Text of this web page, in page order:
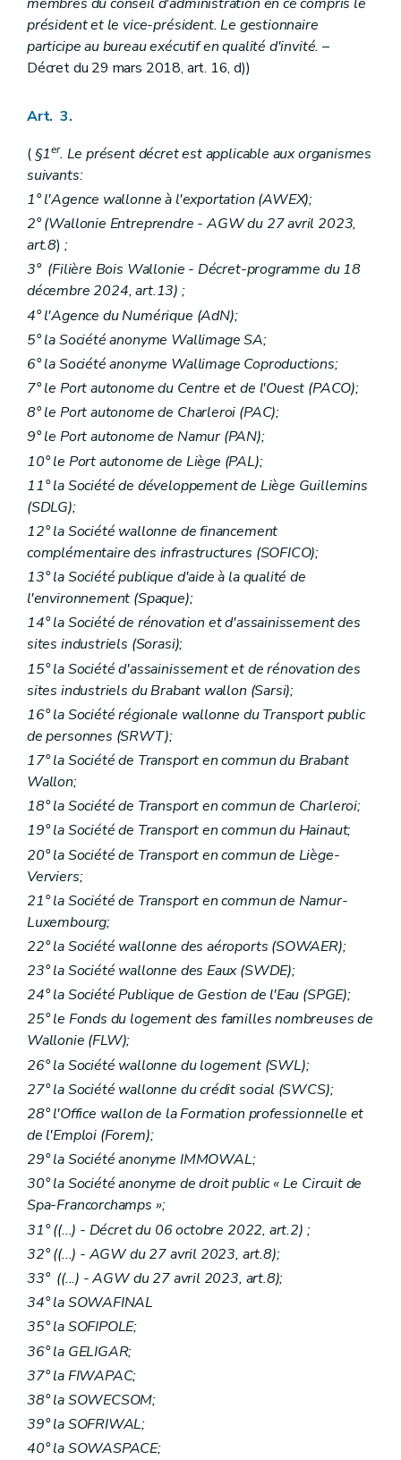
président et le vice-président. Le gestionnaire
participe au bureau exécutif en qualité d'invité. –
Décret du 29 mars 2018, art. 16, d))
Art. 3.
( §1er. Le présent décret est applicable aux organismes
suivants:
1° l'Agence wallonne à l'exportation (AWEX);
2° (Wallonie Entreprendre - AGW du 27 avril 2023,
art.8) ;
3° (Filière Bois Wallonie - Décret-programme du 18
décembre 2024, art.13) ;
4° l'Agence du Numérique (AdN);
5° la Société anonyme Wallimage SA;
6° la Société anonyme Wallimage Coproductions;
7° le Port autonome du Centre et de l'Ouest (PACO);
8° le Port autonome de Charleroi (PAC);
9° le Port autonome de Namur (PAN);
10° le Port autonome de Liège (PAL);
11° la Société de développement de Liège Guillemins
(SDLG);
12° la Société wallonne de financement
complémentaire des infrastructures (SOFICO);
13° la Société publique d'aide à la qualité de
l'environnement (Spaque);
14° la Société de rénovation et d'assainissement des
sites industriels (Sorasi);
15° la Société d'assainissement et de rénovation des
sites industriels du Brabant wallon (Sarsi);
16° la Société régionale wallonne du Transport public
de personnes (SRWT);
17° la Société de Transport en commun du Brabant
Wallon;
18° la Société de Transport en commun de Charleroi;
19° la Société de Transport en commun du Hainaut;
20° la Société de Transport en commun de Liège-
Verviers;
21° la Société de Transport en commun de Namur-
Luxembourg;
22° la Société wallonne des aéroports (SOWAER);
23° la Société wallonne des Eaux (SWDE);
24° la Société Publique de Gestion de l'Eau (SPGE);
25° le Fonds du logement des familles nombreuses de
Wallonie (FLW);
26° la Société wallonne du logement (SWL);
27° la Société wallonne du crédit social (SWCS);
28° l'Office wallon de la Formation professionnelle et
de l'Emploi (Forem);
29° la Société anonyme IMMOWAL;
30° la Société anonyme de droit public « Le Circuit de
Spa-Francorchamps »;
31° ((...) - Décret du 06 octobre 2022, art.2) ;
32° ((...) - AGW du 27 avril 2023, art.8);
33° ((...) - AGW du 27 avril 2023, art.8);
34° la SOWAFINAL
35° la SOFIPOLE;
36° la GELIGAR;
37° la FIWAPAC;
38° la SOWECSOM;
39° la SOFRIWAL;
40° la SOWASPACE;